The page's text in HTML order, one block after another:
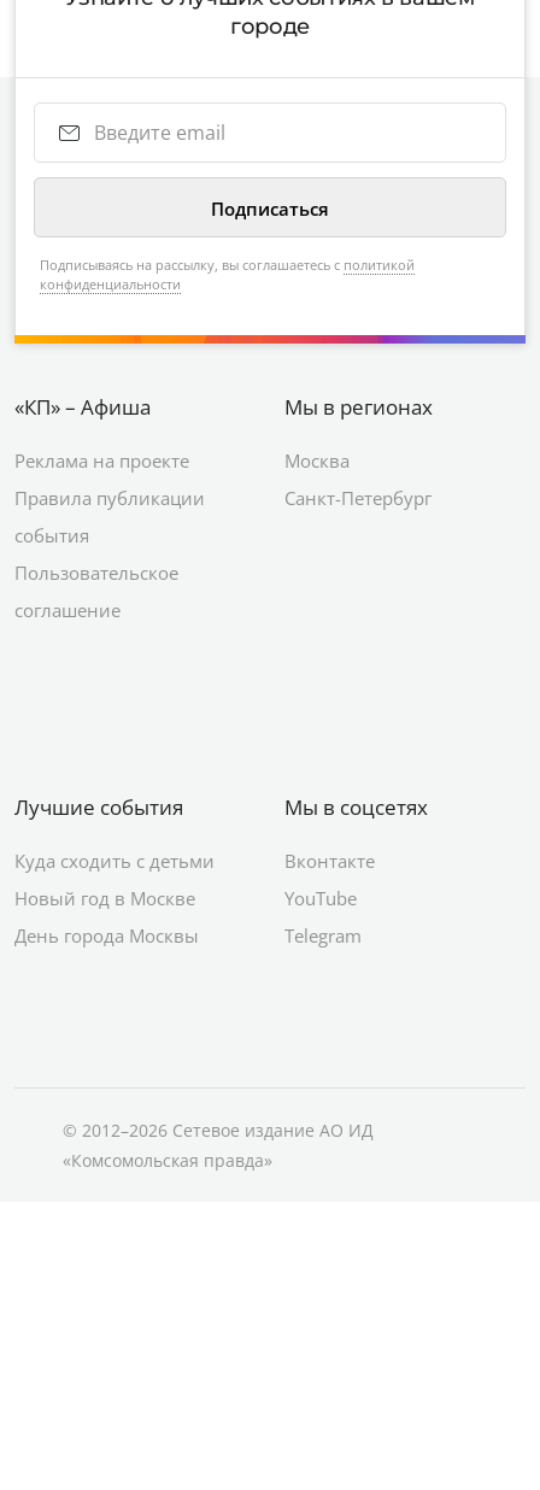
городе
Подписываясь на рассылку, вы соглашаетесь с политикой
конфиденциальности
«КП» – Афиша
Реклама на проекте
Правила публикации
события
Пользовательское
соглашение
Мы в регионах
Москва
Санкт-Петербург
Лучшие события
Куда сходить с детьми
Новый год в Москве
День города Москвы
Мы в соцсетях
Вконтакте
YouTube
Telegram
© 2012–2026 Сетевое издание АО ИД
«Комсомольская правда»